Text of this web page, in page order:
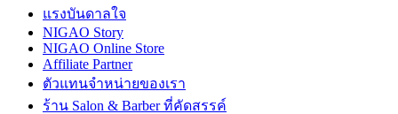
แรงบันดาลใจ
NIGAO Story
NIGAO Online Store
Affiliate Partner
ตัวแทนจำหน่ายของเรา
ร้าน Salon & Barber ที่คัดสรรค์